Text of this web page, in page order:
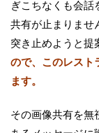
ぎこちなくも会話
共有が止まりませ
突き止めようと提
ので、このレスト
ます。
その画像共有を無